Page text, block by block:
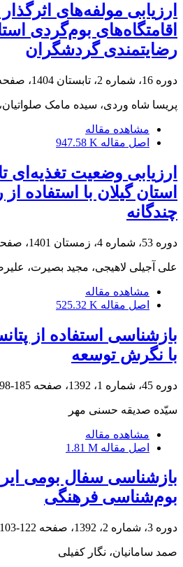
ارزیابی مولفه‌های
اقامتگاه‌های بوم‌گردی
رضایتمندی گردشگران
دوره 16، شماره 2، تابستان 1404، صفحه
پریسا شاه وردی، سیده مامک
مشاهده مقاله
اصل مقاله 947.58 K
ارزیابی وضعیت تغذیه‌ای
استان گیلان با
چندگانه
دوره 53، شماره 4، زمستان 1401، صفحه
علی آجیلی لاهیجی، مجید بصیرت،
مشاهده مقاله
اصل مقاله 525.32 K
با نگرش توسعه
دوره 45، شماره 1، 1392، صفحه 185-198
سیّده صدیقه حسنی مهر
مشاهده مقاله
اصل مقاله 1.81 M
بازشناسی سفال بومی
بوم‌شناسی فرهنگی
دوره 3، شماره 2، 1392، صفحه 122-103
صمد سامانیان، نگار کفیلی